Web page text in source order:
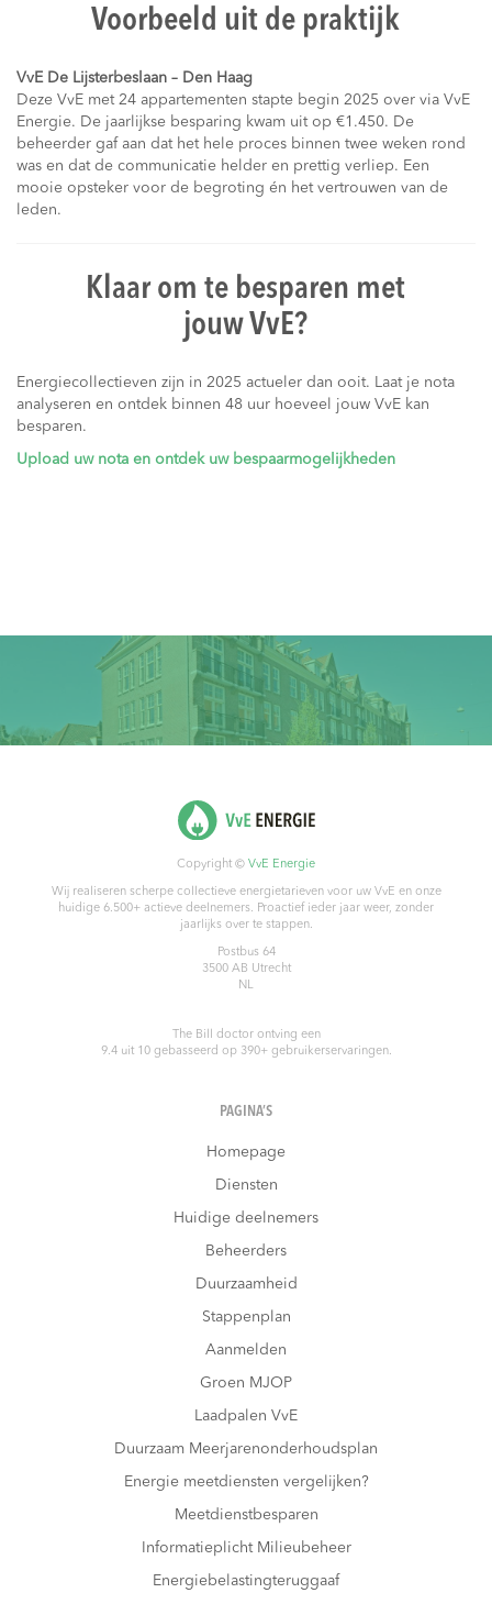
Voorbeeld uit de praktijk
VvE De Lijsterbeslaan – Den Haag
Deze VvE met 24 appartementen stapte begin 2025 over via VvE
Energie. De jaarlijkse besparing kwam uit op €1.450. De
beheerder gaf aan dat het hele proces binnen twee weken rond
was en dat de communicatie helder en prettig verliep. Een
mooie opsteker voor de begroting én het vertrouwen van de
leden.
Klaar om te besparen met
jouw VvE?
Energiecollectieven zijn in 2025 actueler dan ooit. Laat je nota
analyseren en ontdek binnen 48 uur hoeveel jouw VvE kan
besparen.
Upload uw nota en ontdek uw bespaarmogelijkheden
Copyright © VvE Energie
Wij realiseren scherpe collectieve energietarieven voor uw VvE en onze
huidige 6.500+ actieve deelnemers. Proactief ieder jaar weer, zonder
jaarlijks over te stappen.
Postbus 64
3500 AB Utrecht
NL
The Bill doctorontving een
9.4uit 10gebasseerd op 390+ gebruikerservaringen.
PAGINA’S
Homepage
Diensten
Huidige deelnemers
Beheerders
Duurzaamheid
Stappenplan
Aanmelden
Groen MJOP
Laadpalen VvE
Duurzaam Meerjarenonderhoudsplan
Energie meetdiensten vergelijken?
Meetdienstbesparen
Informatieplicht Milieubeheer
Energiebelastingteruggaaf